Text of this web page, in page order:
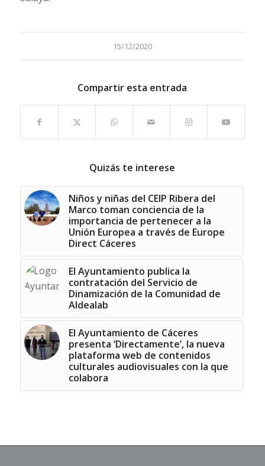
15/12/2020
Compartir esta entrada
Quizás te interese
Niños y niñas del CEIP Ribera del
Marco toman conciencia de la
importancia de pertenecer a la
Unión Europea a través de Europe
Direct Cáceres
El Ayuntamiento publica la
contratación del Servicio de
Dinamización de la Comunidad de
Aldealab
El Ayuntamiento de Cáceres
presenta ‘Directamente’, la nueva
plataforma web de contenidos
culturales audiovisuales con la que
colabora